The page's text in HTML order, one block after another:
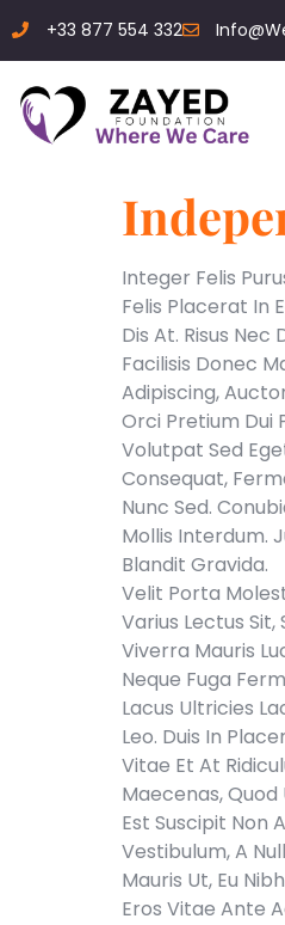
+33 877 554 332
Integer Felis
Felis Placerat In
Dis At. Risus
Facilisis Donec
Adipiscing,
Orci Pretium Dui
Volutpat Sed
Consequat,
Nunc Sed.
Mollis Interdum.
Blandit Gravida.
Velit Porta
Varius Lectus
Viverra Mauris
Neque Fuga
Lacus Ultricies
Leo. Duis In
Vitae Et At
Maecenas, Quod
Est Suscipit Non
Vestibulum, A
Mauris Ut, Eu
Eros Vitae Ante